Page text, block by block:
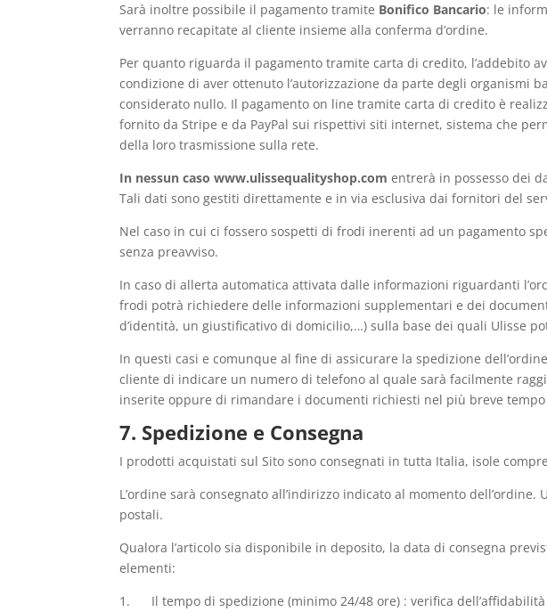
Sarà inoltre possibile il pagamento tramite Bonifico Bancario: le
verranno recapitate al cliente insieme alla conferma d’ordine.
Per quanto riguarda il pagamento tramite carta di credito, l’addebito
condizione di aver ottenuto l’autorizzazione da parte degli organismi
considerato nullo. Il pagamento on line tramite carta di credito è
fornito da Stripe e da PayPal sui rispettivi siti internet, sistema che
della loro trasmissione sulla rete.
In nessun caso www.ulissequalityshop.com entrerà in possesso dei
Tali dati sono gestiti direttamente e in via esclusiva dai fornitori del
Nel caso in cui ci fossero sospetti di frodi inerenti ad un pagamento
senza preavviso.
In caso di allerta automatica attivata dalle informazioni riguardanti
frodi potrà richiedere delle informazioni supplementari e dei
d’identità, un giustificativo di domicilio,…) sulla base dei quali Ulisse
In questi casi e comunque al fine di assicurare la spedizione
cliente di indicare un numero di telefono al quale sarà facilmente
inserite oppure di rimandare i documenti richiesti nel più breve
7. Spedizione e Consegna
I prodotti acquistati sul Sito sono consegnati in tutta Italia, isole
L’ordine sarà consegnato all’indirizzo indicato al momento dell’ordine.
postali.
Qualora l’articolo sia disponibile in deposito, la data di consegna
elementi:
1. Il tempo di spedizione (minimo 24/48 ore) : verifica